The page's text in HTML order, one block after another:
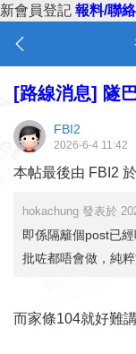
新會員登記 報料/聯
[路線消息] 隧
FBI2
2026-6-4 11:42
本帖最後由 FBI2
hokachung 發表於
即係隔籬個post已
批咗都唔會做，純
而家條104就好難